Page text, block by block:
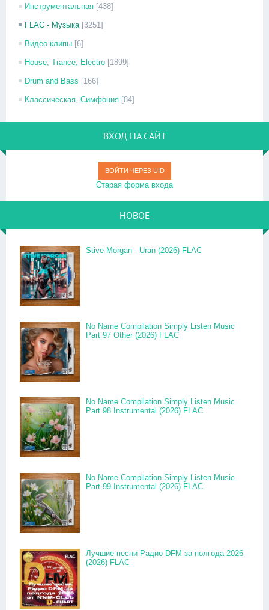
Инструментальная [438]
FLAC - Музыка [3251]
Видео клипы [6]
House, Trance, Electro [1899]
Drum and Bass [166]
Классическая, Симфония [84]
ВХОД НА САЙТ
ВОЙТИ ЧЕРЕЗ UID
Старая форма входа
НОВОЕ
Stive Morgan - Uran (2026) FLAC
No Name Compilation Simply Listen Music
Part 97 Other (2026) FLAC
No Name Compilation Simply Listen Music
Part 98 Instrumental (2026) FLAC
No Name Compilation Simply Listen Music
Part 99 Instrumental (2026) FLAC
Лучшие песни Радио DFM за полгода 2026
(2026) FLAC